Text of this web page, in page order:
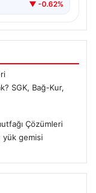
▼ -0.62%
SGK, Bağ-Kur,
Çözümleri
yük gemisi